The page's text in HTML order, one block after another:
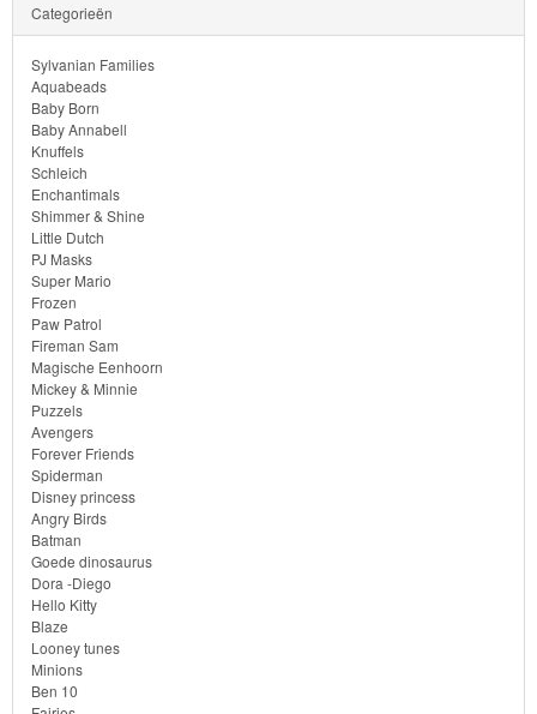
Sofia
het
prinsesje
Barbie
Bob
de
bouwer
SpongeBob
Star
Wars
Skylanders
Superman
Toy
Story
Trolls
Categorieën
Sylvanian Families
Aquabeads
Baby Born
Baby Annabell
Knuffels
Schleich
Enchantimals
Shimmer & Shine
Little Dutch
PJ Masks
Super Mario
Frozen
Paw Patrol
Fireman Sam
Magische Eenhoorn
Mickey & Minnie
Puzzels
Avengers
Forever Friends
Spiderman
Disney princess
Angry Birds
Batman
Goede dinosaurus
Dora -Diego
Hello Kitty
Blaze
Looney tunes
Minions
Ben 10